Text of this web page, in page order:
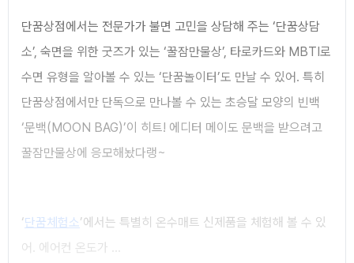
단꿈상점에서는 전문가가 불면 고민을 상담해 주는 ‘단꿈상담
소’, 숙면을 위한 굿즈가 있는 ‘꿀잠만물상’, 타로카드와 MBTI로
수면 유형을 알아볼 수 있는 ‘단꿈놀이터’도 만날 수 있어. 특히
단꿈상점에서만 단독으로 만나볼 수 있는 초승달 모양의 빈백
‘문백(MOON BAG)’이 히트! 에디터 메이도 문백을 받으려고
꿀잠만물상에 응모해놨다랭~
‘단꿈체험소’에서는 특별히 온수매트 신제품을 체험해 볼 수 있
어. 에어컨 온도가 ...